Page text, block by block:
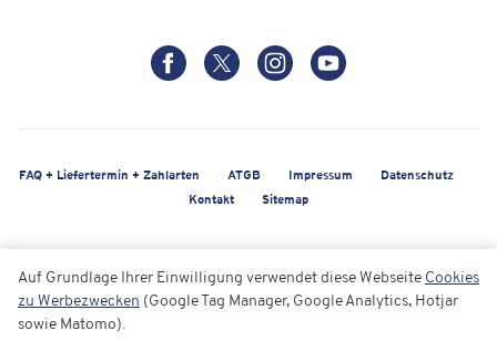
FAQ + Liefertermin + Zahlarten ATGB Impressum
Datenschutz
Kontakt
Sitemap
Auf Grundlage Ihrer Einwilligung verwendet diese Webseite Cookies
zu Werbezwecken (Google Tag Manager, Google Analytics, Hotjar
sowie Matomo).